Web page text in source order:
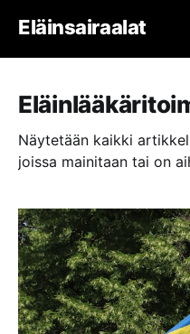
Eläinsairaalat
Näytetään kaikki
joissa mainitaan tai on